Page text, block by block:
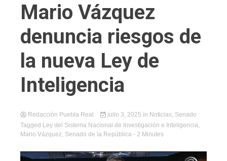
Mario Vázquez
denuncia riesgos de
la nueva Ley de
Inteligencia
Redacción Puebla Real julio 3, 2025 in Noticias, Senado
Tagged Ley del Sistema Nacional de Investigación e Inteligencia,
Mario Vázquez, Senado de la República - 2 Minutes